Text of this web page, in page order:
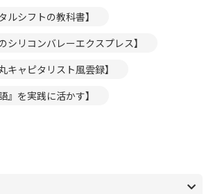
ルシフトの教科書】
シリコンバレーエクスプレス】
キャピタリスト風雲録】
』を実践に活かす】